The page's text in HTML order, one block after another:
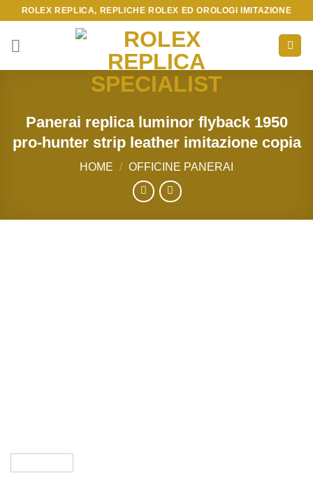
content
ROLEX REPLICA, REPLICHE ROLEX ED OROLOGI IMITAZIONE
Panerai replica luminor flyback 1950
pro-hunter strip leather imitazione copia
HOME / OFFICINE PANERAI